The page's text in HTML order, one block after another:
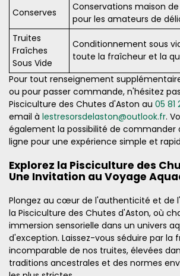
Conserves
Conservations maison
pour les amateurs de
Truites
Fraîches
Sous Vide
Conditionnement sous
toute la fraîcheur et la
Pour tout renseignement
ou pour passer commande, n'hésitez
Pisciculture des Chutes d'Aston au 05 81
email à lestresorsdelaston@outlook.fr.
également la possibilité de
ligne pour une expérience simple et
Explorez la Pisciculture des
Une Invitation au Voyage
Plongez au cœur de l'authenticité et de
la Pisciculture des Chutes d'Aston, où
immersion sensorielle dans un univers
d'exception. Laissez-vous séduire par la
incomparable de nos truites, élevées
traditions ancestrales et des normes